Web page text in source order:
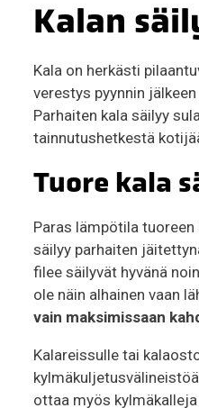
Kalan
Kala on herkästi
verestys pyynnin
Parhaiten kala säilyy
tainnutushetkestä
Tuore kala
Paras lämpötila
säilyy parhaiten
filee säilyvät hyvänä
ole näin alhainen vaan
vain maksimissaan
Kalareissulle tai
ottaa myös